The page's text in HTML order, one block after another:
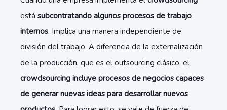
está subcontratando algunos procesos de trabajo
internos. Implica una manera independiente de
división del trabajo. A diferencia de la externalización
de la producción, que es el outsourcing clásico, el
crowdsourcing incluye procesos de negocios capaces
de generar nuevas ideas para desarrollar nuevos